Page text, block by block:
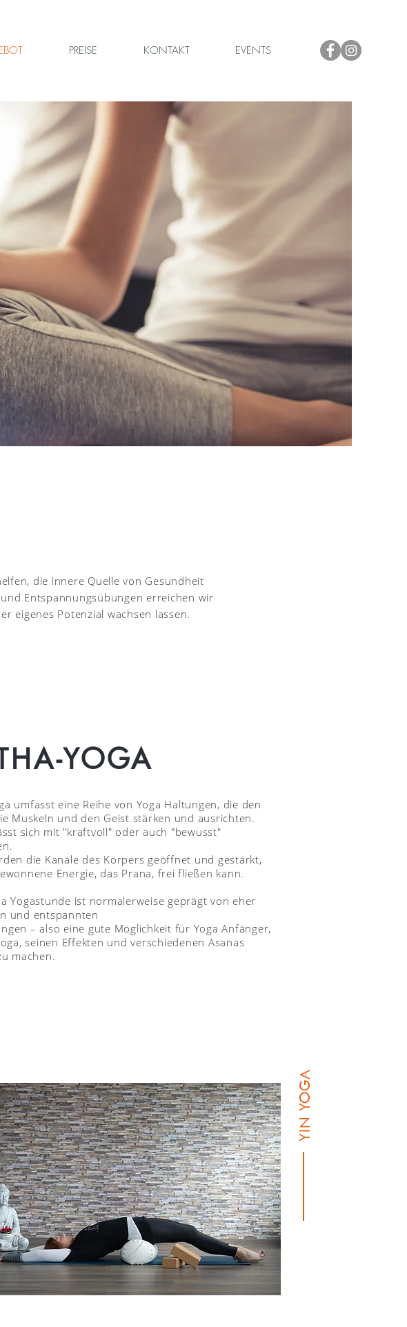
PREISE KONTAKT EVENTS
die innere Quelle von Gesundheit
Entspannungsübungen erreichen wir
eigenes Potenzial wachsen lassen.
YOGA
umfasst eine Reihe von Yoga Haltungen, die den
Muskeln und den Geist stärken und ausrichten.
sich mit "kraftvoll" oder auch "bewusst"
die Kanäle des Körpers geöffnet und gestärkt,
Energie, das Prana, frei fließen kann.
Yogastunde ist normalerweise geprägt von eher
und entspannten
– also eine gute Möglichkeit für Yoga Anfänger,
seinen Effekten und verschiedenen Asanas
machen.
YIN YOGA